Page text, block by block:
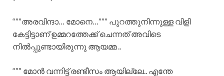
“””അരവിന്ദാ… മോനെ…””” പുറത്തുനിന്നുള്ള വിളി
കേട്ടിട്ടാണ് ഉമ്മറത്തേക്ക് ചെന്നത് അവിടെ
നിൽപ്പുണ്ടായിരുന്നു ആയമ്മ ..
“”” മോൻ വന്നിട്ട് രണ്ടീസം ആയില്ലേ.. എന്തേ